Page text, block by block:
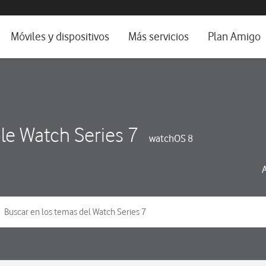
e idioma
Móviles y dispositivos Más servicios Plan Amigo
Watch Series 7 watchOS 8